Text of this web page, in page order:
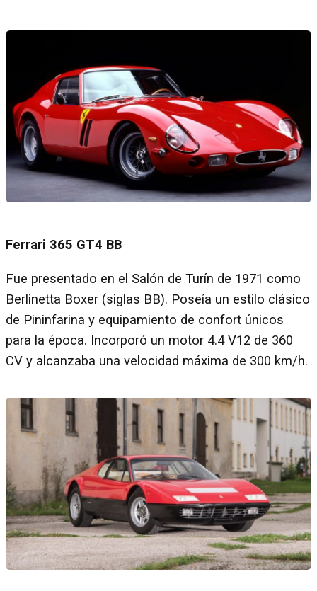
Ferrari 365 GT4 BB
Fue presentado en el Salón de Turín de 1971 como
Berlinetta Boxer (siglas BB). Poseía un estilo clásico
de Pininfarina y equipamiento de confort únicos
para la época. Incorporó un motor 4.4 V12 de 360
CV y alcanzaba una velocidad máxima de 300 km/h.